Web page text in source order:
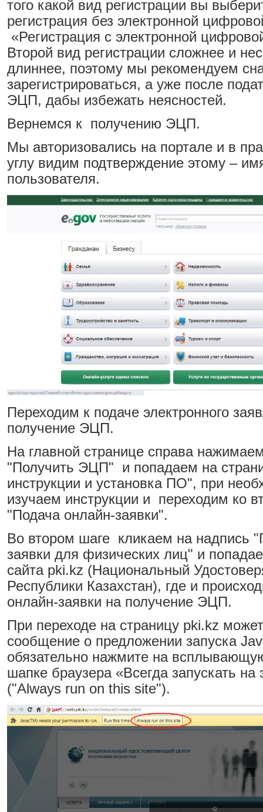
того какой вид регистрации вы
регистрация без электронной
«Регистрация с электронной
Второй вид регистрации сложнее и
длиннее, поэтому мы рекомендуем
зарегистрироваться, а уже после
ЭЦП, дабы избежать неясностей.
Вернемся к получению ЭЦП.
Мы авторизовались на портале и в
углу видим подтверждение этому –
пользователя.
Переходим к подаче электронного
получение ЭЦП.
На главной странице справа
"Получить ЭЦП" и попадаем на
инструкции и установка ПО", при
изучаем инструкции и переходим ко
"Подача онлайн-заявки".
Во втором шаге кликаем на надпись
заявки для физических лиц" и
сайта pki.kz (Национальный
Республики Казахстан), где и
онлайн-заявки на получение ЭЦП.
При переходе на страницу pki.kz
сообщение о предложении запуска
обязательно нажмите на
шапке браузера «Всегда запускать на
("Always run on this site").